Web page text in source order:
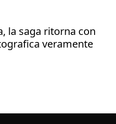
la saga ritorna con
veramente